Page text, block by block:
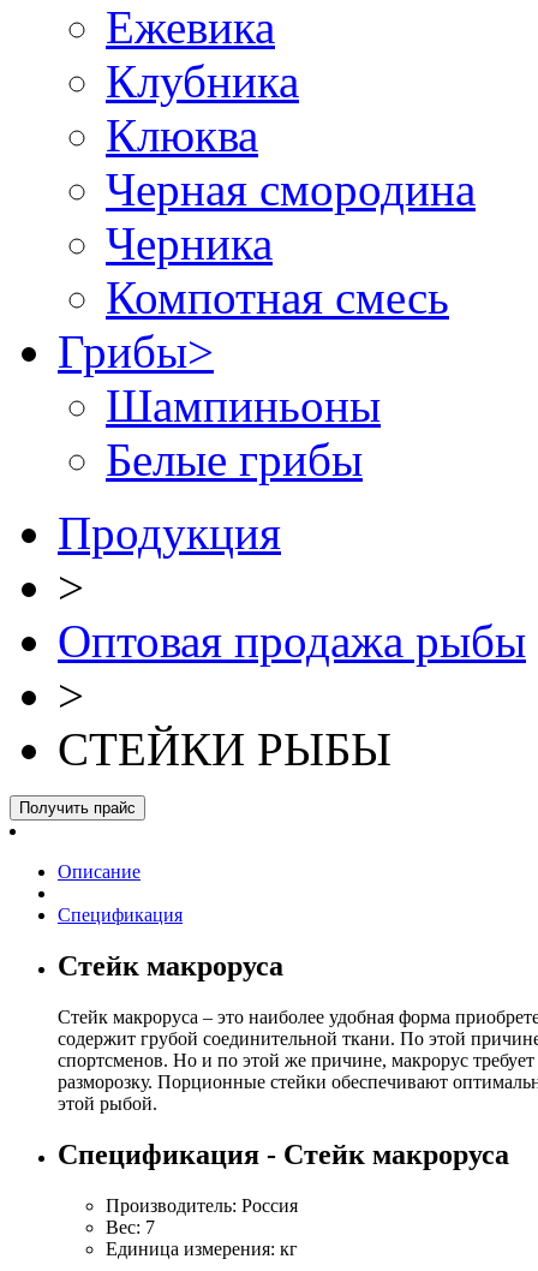
Ежевика
Клубника
Клюква
Черная смородина
Черника
Компотная смесь
Грибы>
Шампиньоны
Белые грибы
Продукция
>
Оптовая продажа рыбы
>
СТЕЙКИ РЫБЫ
Получить прайс
Описание
Спецификация
Стейк макроруса
Cтейк макроруса – это наиболее удобная форма
содержит грубой соединительной ткани. По этой
спортсменов. Но и по этой же причине, макрорус
разморозку. Порционные стейки обеспечивают
этой рыбой.
Спецификация - Стейк макроруса
Производитель: Россия
Вес: 7
Единица измерения: кг